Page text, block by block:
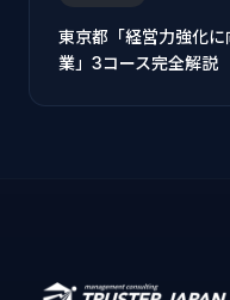
東京都「経営力強化
業」3コース完全解説